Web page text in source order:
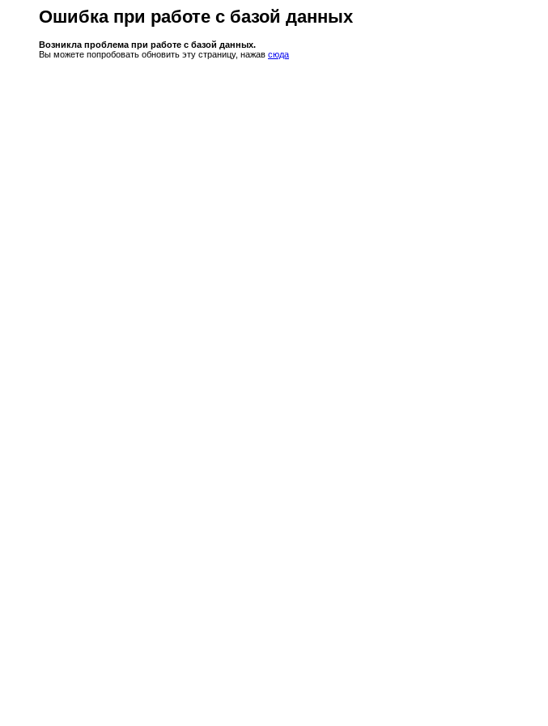
Ошибка при работе с базой данных
Возникла проблема при работе с базой данных.
Вы можете попробовать обновить эту страницу, нажав сюда